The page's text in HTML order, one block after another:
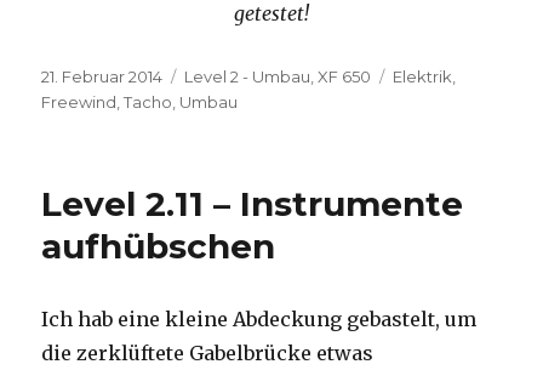
getestet!
Veröffentlicht
am
21. Februar 2014 Kategorien
Level 2 - Umbau,XF 650 Schlagwörter
Elektrik,
Freewind,Tacho, Umbau
Level 2.11 – Instrumente
aufhübschen
Ich hab eine kleine Abdeckung gebastelt, um
die zerklüftete Gabelbrücke etwas